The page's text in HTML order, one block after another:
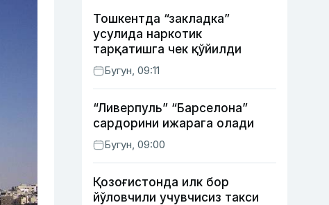
Тошкентда “закладка”
усулида наркотик
тарқатишга чек қўйилди
Бугун, 09:11
“Ливерпуль” “Барселона”
сардорини ижарага олади
Бугун, 09:00
Қозоғистонда илк бор
йўловчили учувчисиз такси